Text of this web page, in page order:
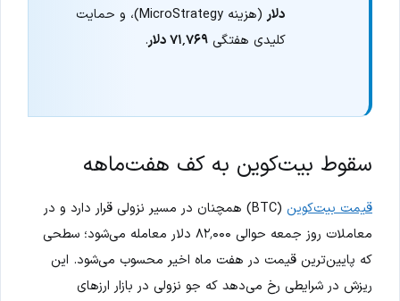
دلار
(هزینه MicroStrategy)، و حمایت
کلیدی هفتگی۷۱٬۷۶۹ دلار .
سقوط بیت‌کوین به کف هفت‌ماهه
قیمت بیت‌کوین
(BTC) همچنان در مسیر نزولی قرار دارد و در
معاملات روز جمعه حوالی ۸۲٬۰۰۰ دلار معامله می‌شود؛ سطحی
که پایین‌ترین قیمت در هفت ماه اخیر محسوب می‌شود. این
ریزش در شرایطی رخ می‌دهد که جو نزولی در بازار ارزهای